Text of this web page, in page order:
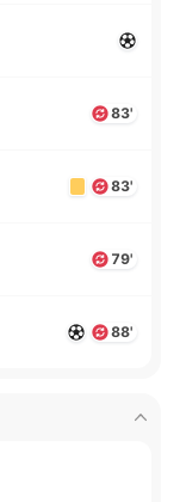
83'
83'
79'
88'